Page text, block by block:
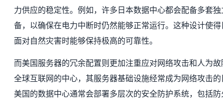
力供应的稳定性。例如，许多日本数据中心都会配备多套
备，以确保在电力中断时仍然能够正常运行。这种设计使
面对自然灾害时能够保持极高的可靠性。
而美国服务器的冗余配置则更加注重应对网络攻击和人为
全球互联网的中心，其服务器基础设施经常成为网络攻击
美国的数据中心通常会部署多层次的安全防护系统，包括